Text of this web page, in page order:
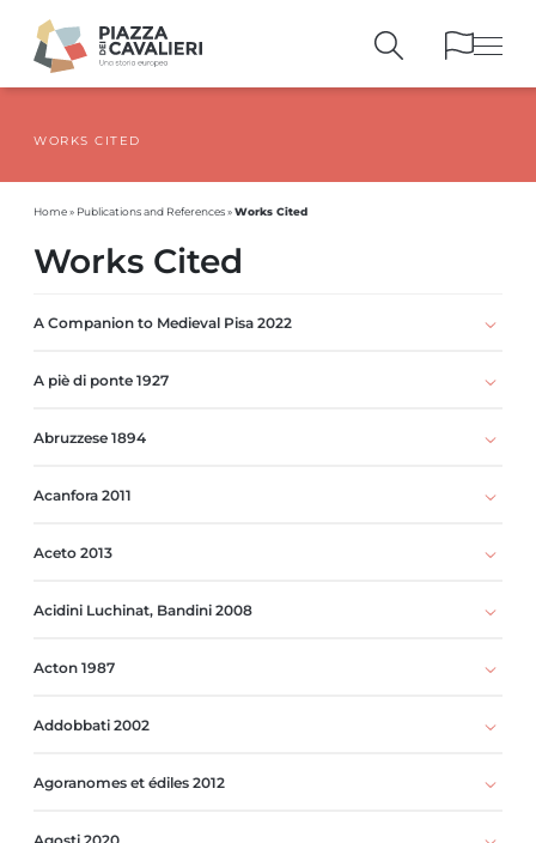
PUBLICATIONSAND REFERENCES
WORKS CITED
Home» Publications and References»Works Cited
Works Cited
A Companion to Medieval Pisa 2022
A piè di ponte 1927
Abruzzese 1894
Acanfora 2011
Aceto 2013
Acidini Luchinat, Bandini 2008
Acton 1987
Addobbati 2002
Agoranomes et édiles 2012